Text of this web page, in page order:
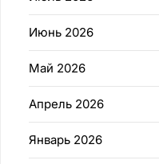
Июнь 2026
Май 2026
Апрель 2026
Январь 2026